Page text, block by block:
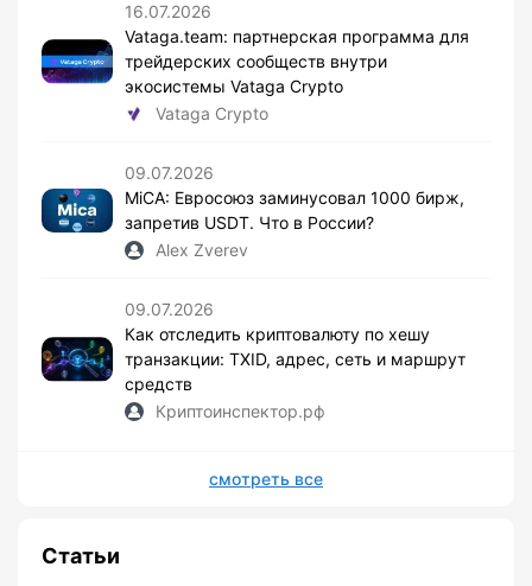
16.07.2026
Vataga.team: партнерская программа для
трейдерских сообществ внутри
экосистемы Vataga Crypto
Vataga Crypto
09.07.2026
MiCA: Евросоюз заминусовал 1000 бирж,
запретив USDT. Что в России?
Alex Zverev
09.07.2026
Как отследить криптовалюту по хешу
транзакции: TXID, адрес, сеть и маршрут
средств
Криптоинспектор.рф
смотреть все
Статьи